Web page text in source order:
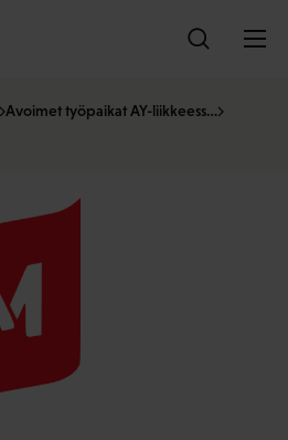
Avoimet työpaikat AY-liikkeess…